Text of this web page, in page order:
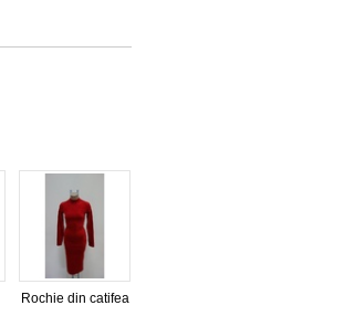
Rochie din catifea